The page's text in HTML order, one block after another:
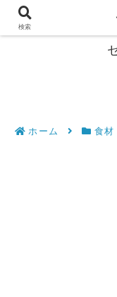
フィリピン・セブ
ホーム 食材
検索